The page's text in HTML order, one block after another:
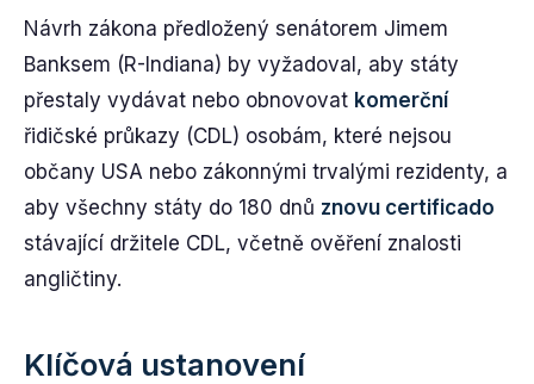
Návrh zákona předložený senátorem Jimem
Banksem (R-Indiana) by vyžadoval, aby státy
přestaly vydávat nebo obnovovat komerční
řidičské průkazy (CDL) osobám, které nejsou
občany USA nebo zákonnými trvalými rezidenty, a
aby všechny státy do 180 dnů znovu certificado
stávající držitele CDL, včetně ověření znalosti
angličtiny.
Klíčová ustanovení